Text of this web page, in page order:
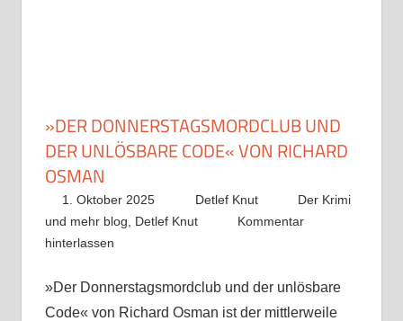
»DER DONNERSTAGSMORDCLUB UND
DER UNLÖSBARE CODE« VON RICHARD
OSMAN
1. Oktober 2025 Detlef Knut
Der Krimi
und mehr blog
Detlef Knut
Kommentar
hinterlassen
»Der Donnerstagsmordclub und der unlösbare
Code« von Richard Osman ist der mittlerweile